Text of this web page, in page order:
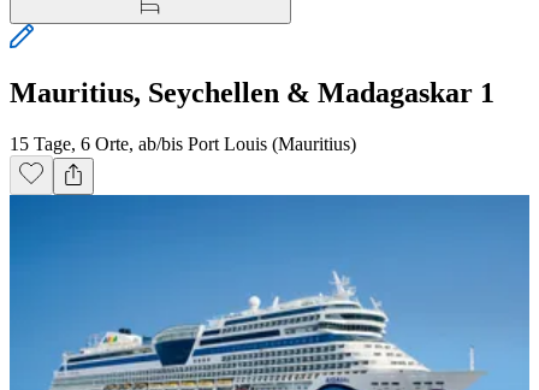
Mauritius, Seychellen & Madagaskar 1
15 Tage, 6 Orte, ab/bis Port Louis (Mauritius)